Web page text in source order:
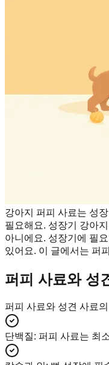
강아지 퍼피 사료는 성
필요해요. 성장기 강아
아니에요. 성장기에 필
있어요. 이 글에서는 퍼
퍼피 사료와 성
퍼피 사료와 성견 사료
단백질: 퍼피 사료는 최